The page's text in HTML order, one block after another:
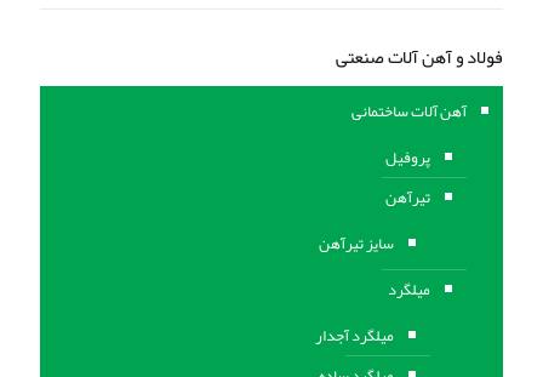
فولاد و آهن آلات صنعتی
آهن آلات ساختمانی
پروفیل
تیرآهن
سایز تیرآهن
میلگرد
میلگرد آجدار